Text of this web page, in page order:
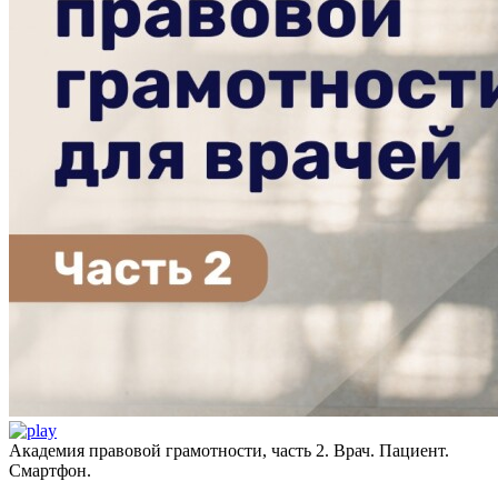
Академия правовой грамотности, часть 2. Врач. Пациент.
Смартфон.